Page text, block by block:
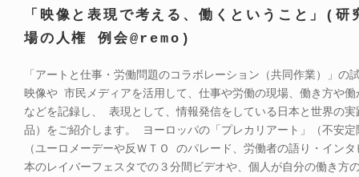
「映像と表現で考える、働くということ」(
場の人権 例会@remo)
「アートと仕事・労働問題のコラボレーション（共同作業）」の
映像や 市民メディアを活用して、仕事や労働の現場、働き方や働
などを記録し、 表現として、情報発信をしている日本と世界の実
品）をご紹介します。 ヨーロッパの「プレカリアート」（不安定
（ユーロメーデーや反ＷＴＯ のパレード、労働者の語り・イン
本のレイバーフェスタでの３分間ビデオや、個人が自分の働き方